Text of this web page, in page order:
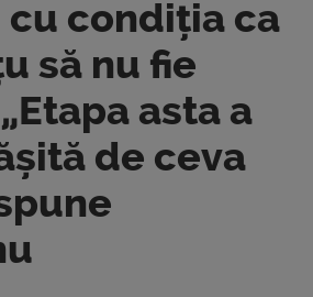
cu condiția ca
să nu fie
asta a
de ceva